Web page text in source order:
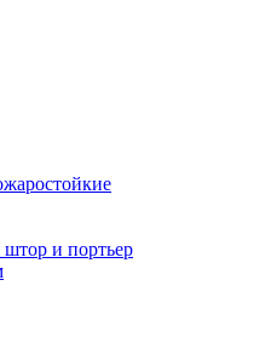
штор и портьер